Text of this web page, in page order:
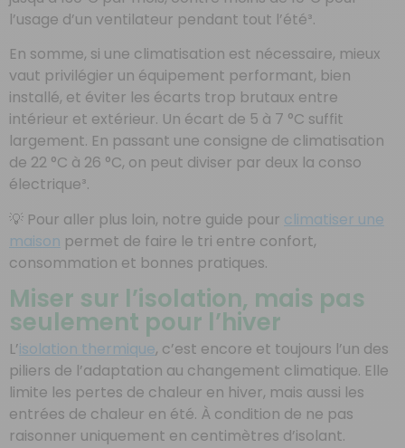
l’usage d’un ventilateur pendant tout l’été³.
En somme, si une climatisation est nécessaire, mieux
vaut privilégier un équipement performant, bien
installé, et éviter les écarts trop brutaux entre
intérieur et extérieur. Un écart de 5 à 7 °C suffit
largement. En passant une consigne de climatisation
de 22 °C à 26 °C, on peut diviser par deux la conso
électrique³.
💡 Pour aller plus loin, notre guide pour climatiser une
maison permet de faire le tri entre confort,
consommation et bonnes pratiques.
Miser sur l’isolation, mais pas
seulement pour l’hiver
L’isolation thermique, c’est encore et toujours l’un des
piliers de l’adaptation au changement climatique. Elle
limite les pertes de chaleur en hiver, mais aussi les
entrées de chaleur en été. À condition de ne pas
raisonner uniquement en centimètres d’isolant.